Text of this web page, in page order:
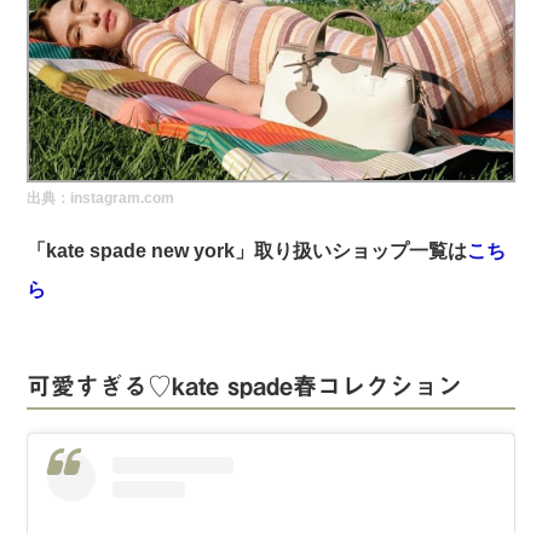
バイマの疑問に現役パーソナルショッパーが答えてみた
バイマ活動の疑問に売れっ子現役バイヤーが答えてみた
実録！海外ショップで買ってみた！
海外SHOP LIST
パーソナルショッパー指南書
出典：instagram.com
「kate spade new york」取り扱いショップ一覧はこち
ら
可愛すぎる♡kate spade春コレクション